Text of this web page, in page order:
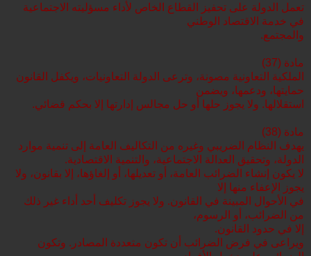
تعمل الدولة على تحفيز القطاع الخاص لأداء مسؤليته الاجتماعية
في خدمة الاقتصاد الوطني
والمجتمع.
مادة (37)
الملكية التعاونية مصونة، وترعى الدولة التعاونيات، ويكفل القانون
حمايتها، ودعمها، ويضمن
استقلالها. ولا يجوز حلها أو حل مجالس إدارتها إلا بحكم قضائي.
مادة (38)
يهدف النظام الضريبي وغيره من التكاليف العامة إلى تنمية موارد
الدولة، وتحقيق العدالة الاجتماعية، والتنمية الاقتصادية.
لا يكون إنشاء الضرائب العامة، أو تعديلها، أو إلغاؤها، إلا بقانون، ولا
يجوز الإعفاء منها إلا
في الأحوال المبينة في القانون. ولا يجوز تكليف أحد أداء غير ذلك
من الضرائب، أو الرسوم،
إلا في حدود القانون.
ويراعى في فرض الضرائب أن تكون متعددة المصادر. وتكون